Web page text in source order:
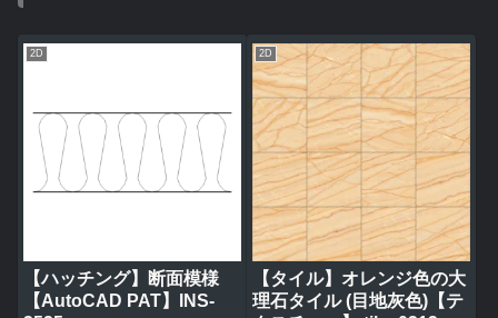
2D
【ハッチング】断面模様
【AutoCAD PAT】INS-
2D
【タイル】オレンジ色の大
理石タイル (目地灰色)【テ